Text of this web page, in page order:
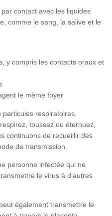
contact avec les liquides
comme le sang, la salive et le
y compris les contacts oraux et
le même foyer
respiratoires,
toussez ou éternuez,
continuons de recueillir des
de transmission.
personne infectée qui ne
le virus à d’autres
également transmettre le